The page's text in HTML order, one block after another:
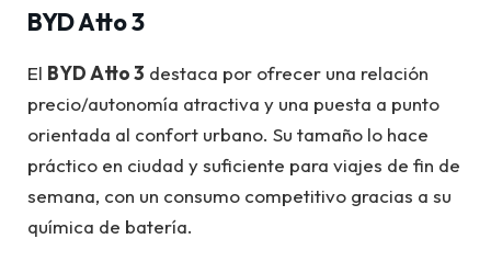
BYD Atto 3
El BYD Atto 3 destaca por ofrecer una relación
precio/autonomía atractiva y una puesta a punto
orientada al confort urbano. Su tamaño lo hace
práctico en ciudad y suficiente para viajes de fin de
semana, con un consumo competitivo gracias a su
química de batería.